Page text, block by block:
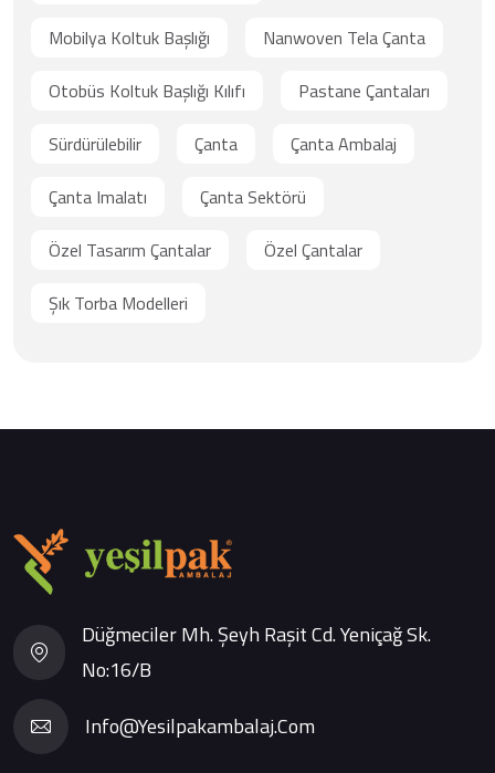
Mobilya Koltuk Başlığı
Nanwoven Tela Çanta
Otobüs Koltuk Başlığı Kılıfı
Pastane Çantaları
Sürdürülebilir
Çanta
Çanta Ambalaj
Çanta Imalatı
Çanta Sektörü
Özel Tasarım Çantalar
Özel Çantalar
Şık Torba Modelleri
Düğmeciler Mh. Şeyh Raşit Cd. Yeniçağ Sk.
No:16/B
Info@yesilpakambalaj.com